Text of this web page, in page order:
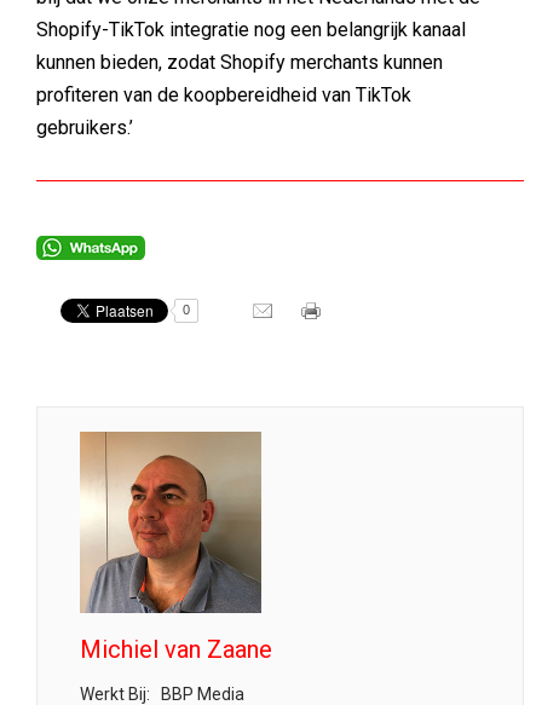
Shopify-TikTok integratie nog een belangrijk kanaal
kunnen bieden, zodat Shopify merchants kunnen
profiteren van de koopbereidheid van TikTok
gebruikers.’
0
Michiel van Zaane
Werkt Bij:
BBP Media